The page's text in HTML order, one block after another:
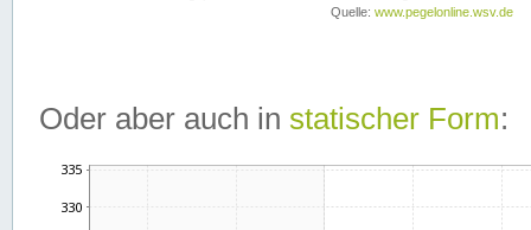
Oder aber auch in statischer Form: